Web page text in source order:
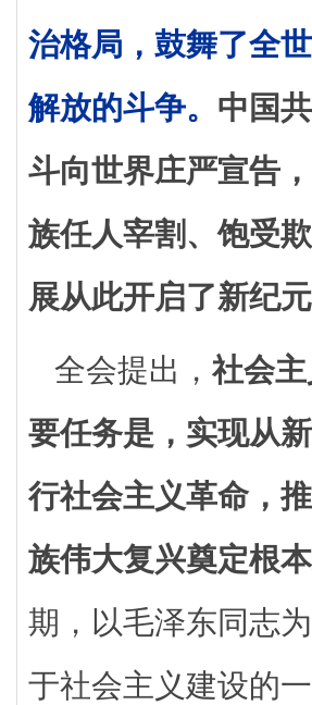
治格局，鼓舞了全
解放的斗争。 中国
斗向世界庄严宣告
族任人宰割、饱受
展从此开启了新纪元
全会提出， 社会
要任务是，实现从
行社会主义革命，
族伟大复兴奠定根
期，以毛泽东同志
于社会主义建设的